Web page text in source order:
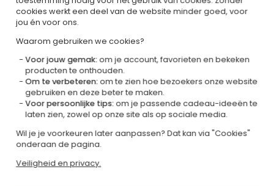
Onze MVO-aanpak|Labels
Dit cadeau is
Gepersonaliseerd
cookies werkt een deel van de website minder goed, voor
jou én voor ons.
Waarom gebruiken we cookies?
Voor jouw gemak:om je account, favorieten en bekeken
producten te onthouden.
Om te verbeteren:om te zien hoe bezoekers onze website
gebruiken en deze beter te maken.
Voor persoonlijke tips:om je passende cadeau-ideeën te
laten zien, zowel op onze site als op sociale media.
Wil je je voorkeuren later aanpassen? Dat kan via "Cookies"
onderaan de pagina.
Veiligheid en privacy.